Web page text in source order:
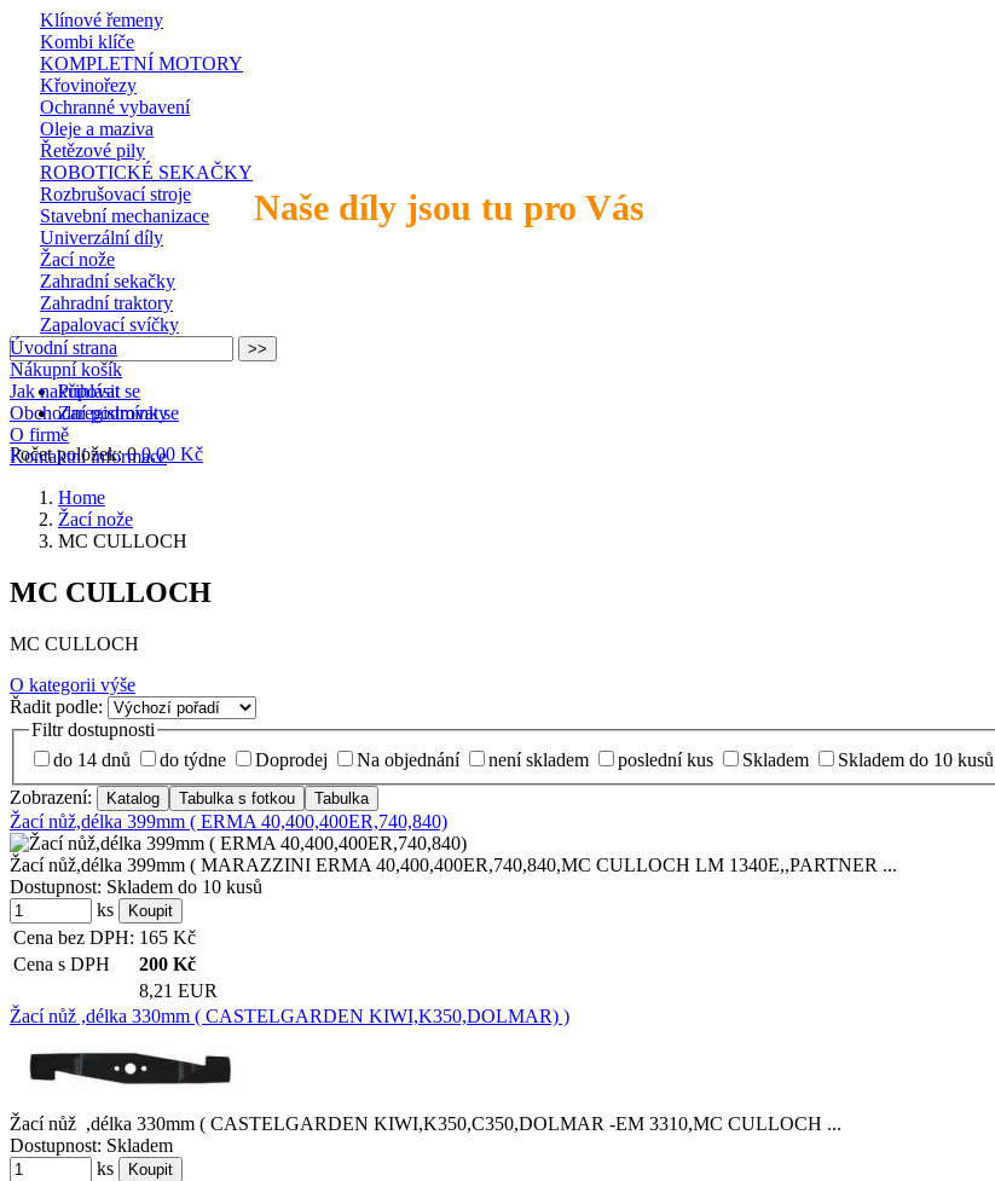
Naše díly jsou tu pro Vás
Klínové řemeny
Kombi klíče
KOMPLETNÍ MOTORY
Křovinořezy
Ochranné vybavení
Oleje a maziva
Řetězové pily
ROBOTICKÉ SEKAČKY
Rozbrušovací stroje
Stavební mechanizace
Univerzální díly
Žací nože
Zahradní sekačky
Zahradní traktory
Zapalovací svíčky
Přihlásit se
Zaregistrovat se
Počet položek: 0 0,00 Kč
Úvodní strana
Nákupní košík
Jak nakupovat
Obchodní podmínky
O firmě
Kontaktní informace
Home
Žací nože
MC CULLOCH
MC CULLOCH
MC CULLOCH
O kategorii výše
Řadit podle:
Filtr dostupnosti
do 14 dnů
do týdne Doprodej Na objednání není skladem poslední kus Skladem
Skladem do 10 kusů
Zobrazení:
Žací nůž,délka 399mm ( ERMA 40,400,400ER,740,840)
Žací nůž,délka 399mm ( MARAZZINI ERMA 40,400,400ER,740,840,MC CULLOCH LM 1340E,,PARTNER ...
Dostupnost: Skladem do 10 kusů
ks
Cena bez DPH: 165 Kč
Cena s DPH
200 Kč
8,21 EUR
Žací nůž ,délka 330mm ( CASTELGARDEN KIWI,K350,DOLMAR) )
Žací nůž ,délka 330mm ( CASTELGARDEN KIWI,K350,C350,DOLMAR -EM 3310,MC CULLOCH ...
Dostupnost: Skladem
ks